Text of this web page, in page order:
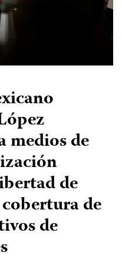
medios de
de
de
de